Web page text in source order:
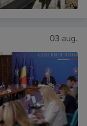
03 aug.